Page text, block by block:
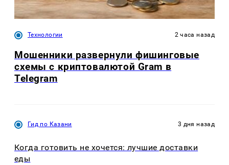
Технологии 2 часа назад
Мошенники развернули фишинговые
схемы с криптовалютой Gram в
Telegram
Гид по Казани 3 дня назад
Когда готовить не хочется: лучшие доставки
еды